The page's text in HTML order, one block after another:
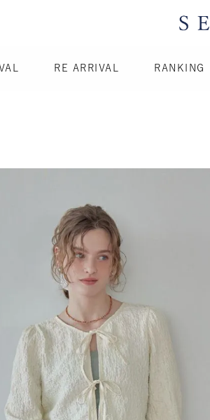
RE ARRIVAL RANKING